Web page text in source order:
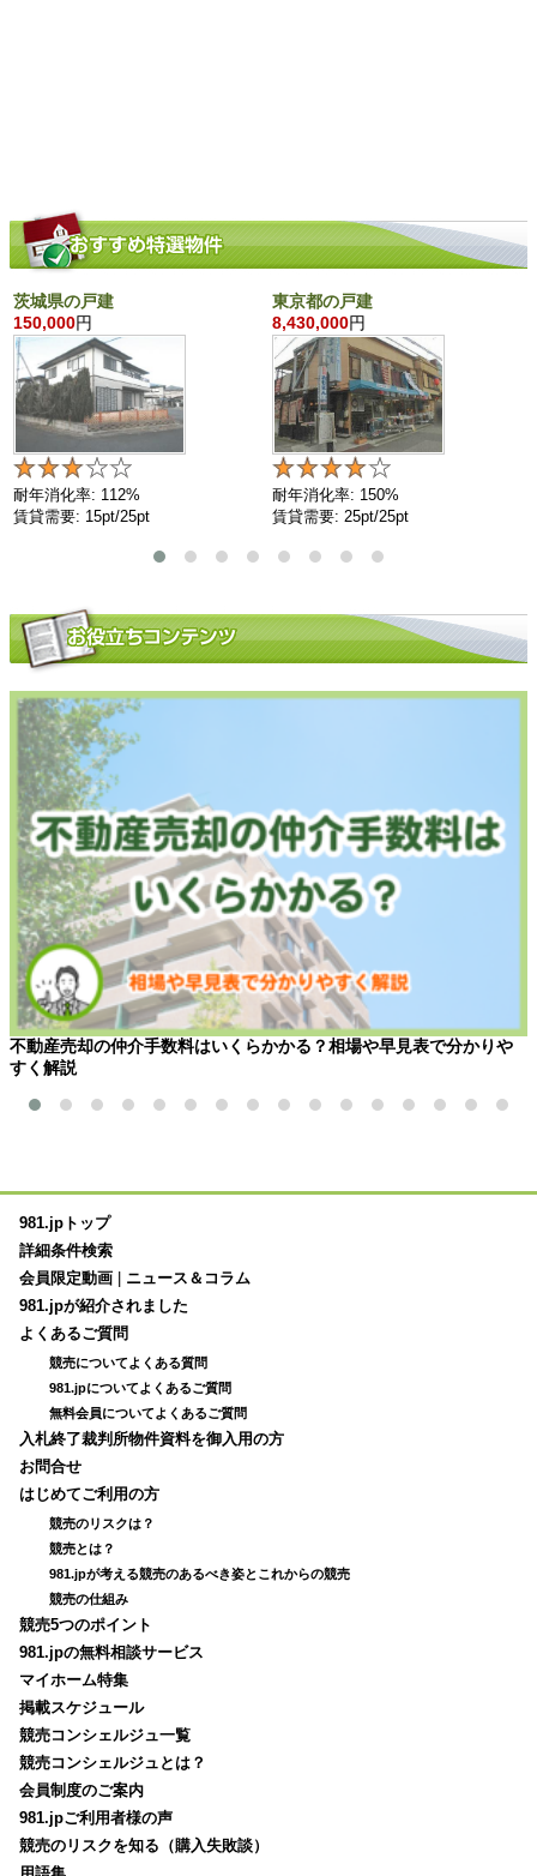
茨城県の戸建
150,000円
耐年消化率: 112%
賃貸需要: 15pt/25pt
東京都の戸建
8,430,000円
耐年消化率: 150%
賃貸需要: 25pt/25pt
不動産売却の仲介手数料はいくらかかる？相場や早見表で分かりや
すく解説
981.jpトップ
詳細条件検索
会員限定動画
ニュース＆コラム
981.jpが紹介されました
よくあるご質問
競売についてよくある質問
981.jpについてよくあるご質問
無料会員についてよくあるご質問
入札終了裁判所物件資料を御入用の方
お問合せ
はじめてご利用の方
競売のリスクは？
競売とは？
981.jpが考える競売のあるべき姿とこれからの競売
競売の仕組み
競売5つのポイント
981.jpの無料相談サービス
マイホーム特集
掲載スケジュール
競売コンシェルジュ一覧
競売コンシェルジュとは？
会員制度のご案内
981.jpご利用者様の声
競売のリスクを知る（購入失敗談）